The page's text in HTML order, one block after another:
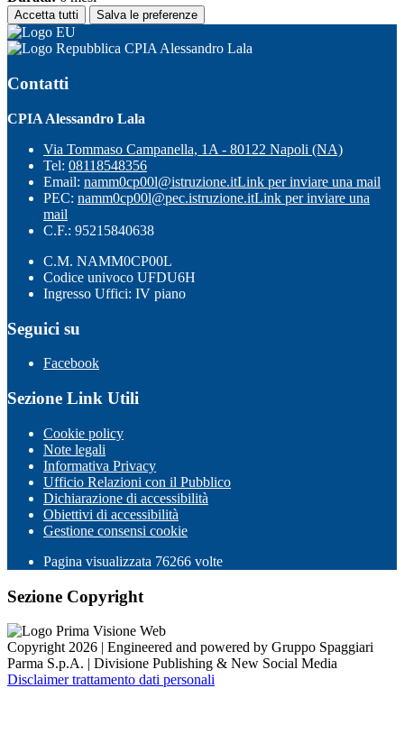
Accetta tutti Salva le preferenze
CPIA Alessandro Lala
Contatti
CPIA Alessandro Lala
Via Tommaso Campanella, 1A - 80122 Napoli (NA)
Tel: 08118548356
Email: namm0cp00l@istruzione.itLink per inviare una mail
PEC: namm0cp00l@pec.istruzione.itLink per inviare una
mail
C.F.: 95215840638
C.M. NAMM0CP00L
Codice univoco UFDU6H
Ingresso Uffici: IV piano
Seguici su
Facebook
Sezione Link Utili
Cookie policy
Note legali
Informativa Privacy
Ufficio Relazioni con il Pubblico
Dichiarazione di accessibilità
Obiettivi di accessibilità
Gestione consensi cookie
Pagina visualizzata 76266 volte
Sezione Copyright
Copyright 2026 | Engineered and powered by Gruppo Spaggiari
Parma S.p.A. | Divisione Publishing & New Social Media
Disclaimer trattamento dati personali